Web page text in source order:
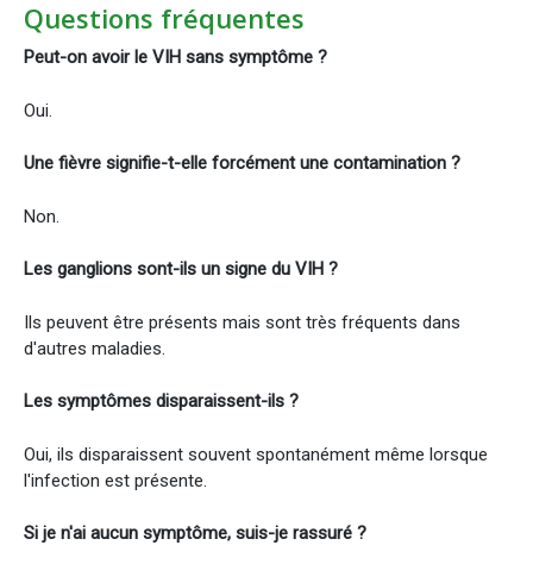
Questions fréquentes
Peut-on avoir le VIH sans symptôme ?
Oui.
Une fièvre signifie-t-elle forcément une contamination ?
Non.
Les ganglions sont-ils un signe du VIH ?
Ils peuvent être présents mais sont très fréquents dans
d'autres maladies.
Les symptômes disparaissent-ils ?
Oui, ils disparaissent souvent spontanément même lorsque
l'infection est présente.
Si je n'ai aucun symptôme, suis-je rassuré ?